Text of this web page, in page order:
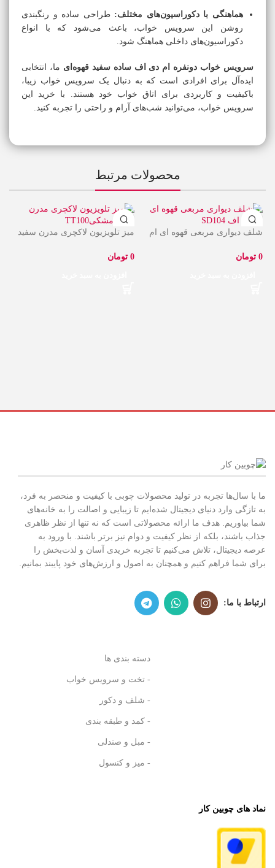
هماهنگی با دکوراسیون‌های مختلف: طراحی ساده و رنگبندی
روشن این سرویس خواب، باعث می‌شود که با انواع
دکوراسیون‌های داخلی هماهنگ شود.
سرویس خواب دونفره ام دی اف ساده سفید قهوه‌ای ما، انتخابی
ایده‌آل برای افرادی است که به دنبال یک سرویس خواب زیبا،
باکیفیت و کاربردی برای اتاق خواب خود هستند. با خرید این
سرویس خواب، می‌توانید شب‌های آرام و راحتی را تجربه کنید.
محصولات مرتبط
شلف دیواری مربعی قهوه ای ام
تومان
میز تلویزیون لاکچری مدرن سفید
تومان
ما با سال‌ها تجربه در تولید محصولات چوبی با کیفیت و منحصر به فرد،
به تازگی وارد دنیای دیجیتال شده‌ایم تا زیبایی و اصالت را به خانه‌های
شما بیاوریم. هدف ما ارائه محصولاتی است که نه تنها از نظر ظاهری
جذاب باشند، بلکه از نظر کیفیت و دوام نیز برتر باشند. با ورود به
عرصه دیجیتال، تلاش می‌کنیم تا تجربه خریدی آسان و لذت‌بخش را
برای شما فراهم کنیم و همچنان به اصول و ارزش‌های خود پایبند بمانیم.
ارتباط با ما:
دسته بندی ها
- تخت و سرویس خواب
- شلف و دکور
- کمد و طبقه بندی
- مبل و صندلی
- میز و کنسول
نماد های چوبین کار